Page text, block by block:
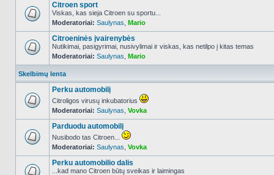
NO_UNREAD_POSTS
Citroen sport
Viskas, kas sieja Citroen su sportu...
Moderatoriai: Saulynas Mario
NO_UNREAD_POSTS
Citroeninės įvairenybės
Nutikimai, pasigyrimai, nusivylimai ir viskas, kas netilpo į kitas temas
Moderatoriai: Saulynas Mario
Skelbimų lenta
NO_UNREAD_POSTS
Perku automobilį
Citroligos virusų inkubatorius
Moderatoriai: Saulynas Vovka
NO_UNREAD_POSTS
Parduodu automobilį
Nusibodo tas Citroen...
Moderatoriai: Saulynas Vovka
Perku automobilio dalis
...kad mano Citroen būtų sveikas ir laimingas